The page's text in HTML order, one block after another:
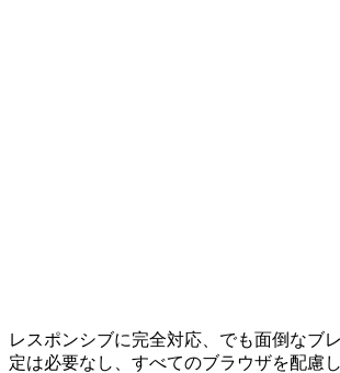
レスポンシブに完全対応、でも面倒なブ
定は必要なし、すべてのブラウザを配慮